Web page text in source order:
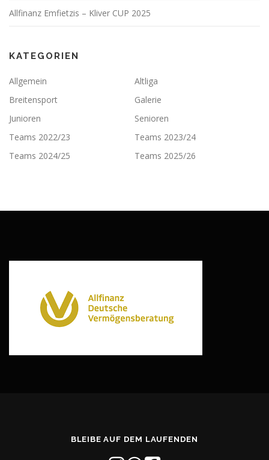
Allfinanz Emfietzis – Kliver CUP 2025
KATEGORIEN
Allgemein
Altliga
Breitensport
Galerie
Junioren
Senioren
Teams 2022/23
Teams 2023/24
Teams 2024/25
Teams 2025/26
BLEIBE AUF DEM LAUFENDEN